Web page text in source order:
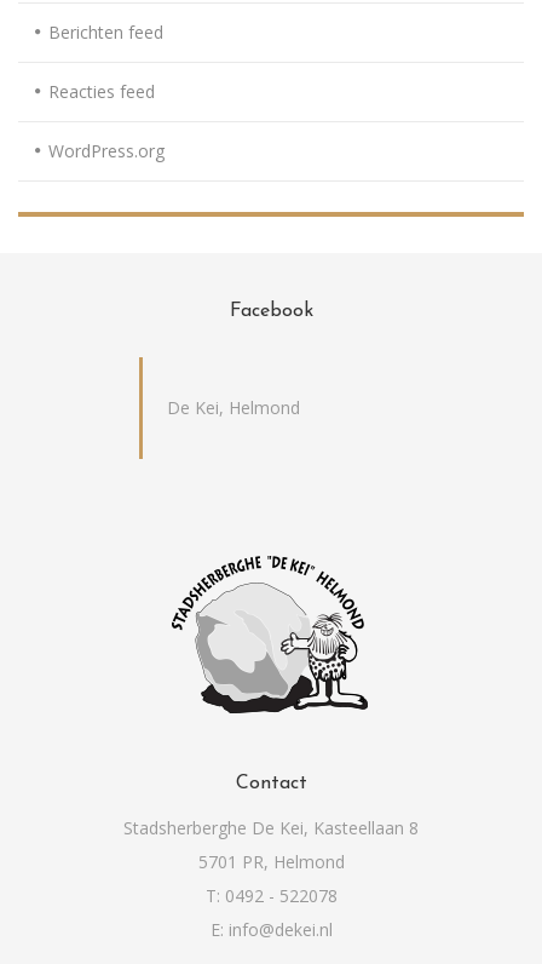
Berichten feed
Reacties feed
WordPress.org
Facebook
De Kei, Helmond
Contact
Stadsherberghe De Kei, Kasteellaan 8
5701 PR, Helmond
T: 0492 - 522078
E: info@dekei.nl